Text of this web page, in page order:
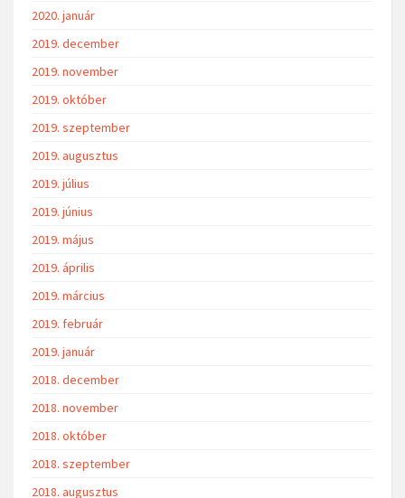
2020. január
2019. december
2019. november
2019. október
2019. szeptember
2019. augusztus
2019. július
2019. június
2019. május
2019. április
2019. március
2019. február
2019. január
2018. december
2018. november
2018. október
2018. szeptember
2018. augusztus